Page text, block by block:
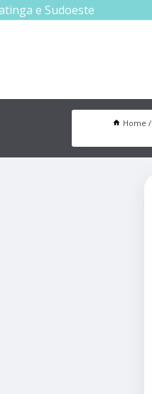
e Sudoeste
Home